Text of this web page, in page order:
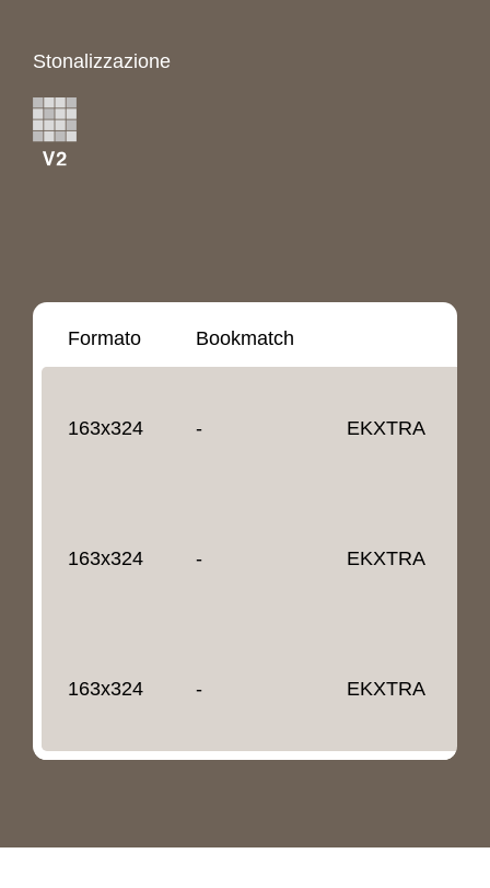
Stonalizzazione
Formato Bookmatch
163x324 - EKXTRA
163x324 - EKXTRA
163x324 - EKXTRA